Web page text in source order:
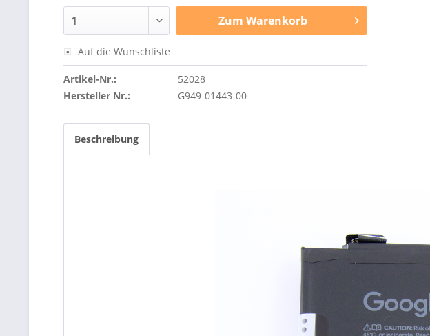
ZumWarenkorb
Auf die Wunschliste
Artikel-Nr.:
52028
Hersteller Nr.:
G949-01443-00
Beschreibung